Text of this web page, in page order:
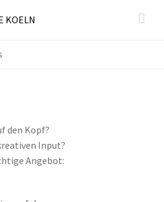
den Kopf?
Input?
Angebot: